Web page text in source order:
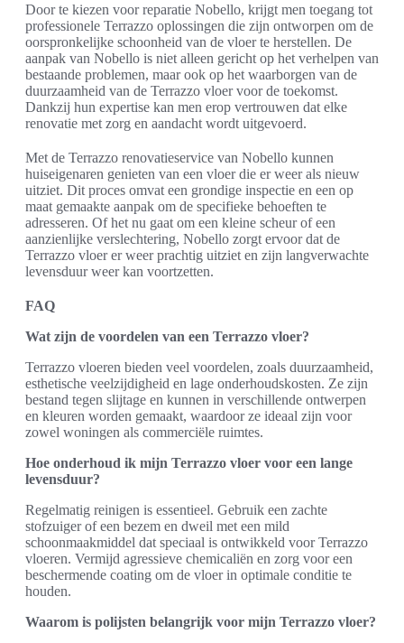
Door te kiezen voor reparatie Nobello, krijgt men toegang tot
professionele Terrazzo oplossingen die zijn ontworpen om de
oorspronkelijke schoonheid van de vloer te herstellen. De
aanpak van Nobello is niet alleen gericht op het verhelpen van
bestaande problemen, maar ook op het waarborgen van de
duurzaamheid van de Terrazzo vloer voor de toekomst.
Dankzij hun expertise kan men erop vertrouwen dat elke
renovatie met zorg en aandacht wordt uitgevoerd.
Met de Terrazzo renovatieservice van Nobello kunnen
huiseigenaren genieten van een vloer die er weer als nieuw
uitziet. Dit proces omvat een grondige inspectie en een op
maat gemaakte aanpak om de specifieke behoeften te
adresseren. Of het nu gaat om een kleine scheur of een
aanzienlijke verslechtering, Nobello zorgt ervoor dat de
Terrazzo vloer er weer prachtig uitziet en zijn langverwachte
levensduur weer kan voortzetten.
FAQ
Wat zijn de voordelen van een Terrazzo vloer?
Terrazzo vloeren bieden veel voordelen, zoals duurzaamheid,
esthetische veelzijdigheid en lage onderhoudskosten. Ze zijn
bestand tegen slijtage en kunnen in verschillende ontwerpen
en kleuren worden gemaakt, waardoor ze ideaal zijn voor
zowel woningen als commerciële ruimtes.
Hoe onderhoud ik mijn Terrazzo vloer voor een lange
levensduur?
Regelmatig reinigen is essentieel. Gebruik een zachte
stofzuiger of een bezem en dweil met een mild
schoonmaakmiddel dat speciaal is ontwikkeld voor Terrazzo
vloeren. Vermijd agressieve chemicaliën en zorg voor een
beschermende coating om de vloer in optimale conditie te
houden.
Waarom is polijsten belangrijk voor mijn Terrazzo vloer?